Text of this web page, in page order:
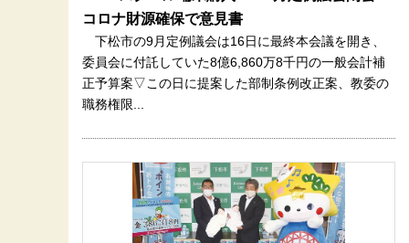
コロナ財源確保で意見書
下松市の9月定例議会は16日に最終本会議を開き、
委員会に付託していた8億6,860万8千円の一般会計補
正予算案▽この日に提案した部制条例改正案、教委の
職務権限...